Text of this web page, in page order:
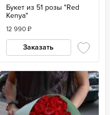
Букет из 51 розы "Red
Kenya"
12 990₽
Заказать